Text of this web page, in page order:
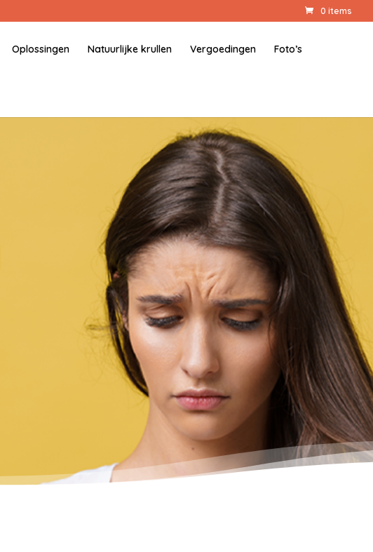
0 items
Oplossingen Natuurlijke krullen Vergoedingen Foto’s